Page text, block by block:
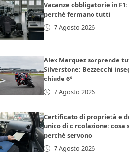
Vacanze obbligatorie in F1:
perché fermano tutti
7 Agosto 2026
Alex Marquez sorprende
Silverstone: Bezzecchi
chiude 6°
7 Agosto 2026
Certificato di proprietà e
unico di circolazione: cosa
perché servono
7 Agosto 2026